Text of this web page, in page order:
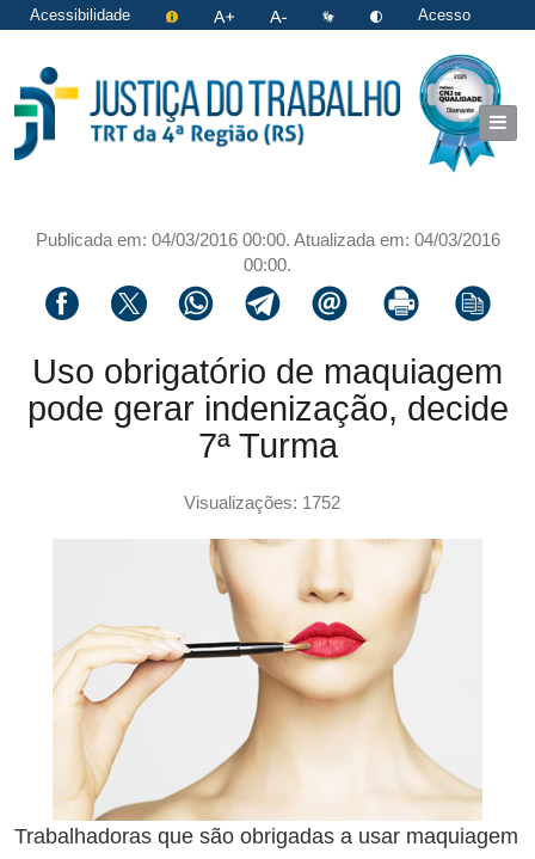
Acessibilidade
Acesso
Publicada em: 04/03/2016 00:00. Atualizada em: 04/03/2016
00:00.
Compartilhar via facebook
Compartilhar via twitter
Compartilhar via whatsapp
Compartilhar via telegram
Compartilhar via email
Imprimir a página
Copiar
Uso obrigatório de maquiagem
pode gerar indenização, decide
7ª Turma
Visualizações: 1752
Trabalhadoras que são obrigadas a usar maquiagem